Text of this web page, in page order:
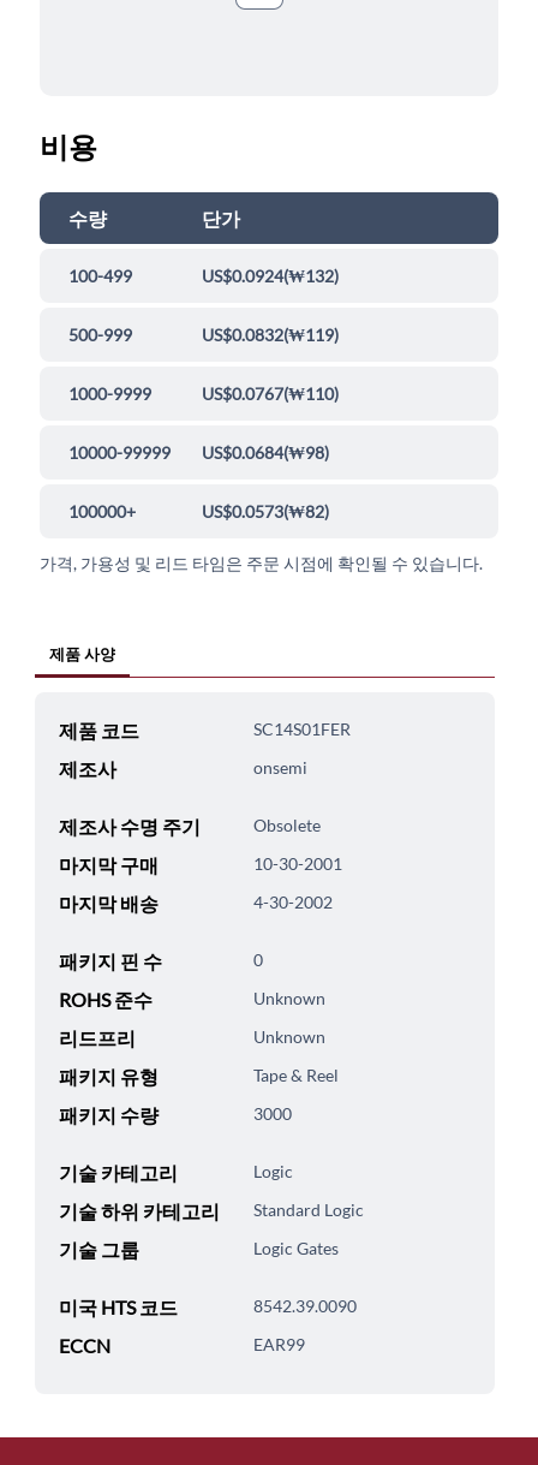
비용
수량 단가
100-499 US$0.0924(₩132)
500-999 US$0.0832(₩119)
1000-9999 US$0.0767(₩110)
10000-99999 US$0.0684(₩98)
100000+ US$0.0573(₩82)
가격, 가용성 및 리드 타임은 주문 시점에 확인될 수 있습니다.
제품 사양
제품 코드 SC14S01FER
제조사 onsemi
제조사 수명 주기 Obsolete
마지막 구매 10-30-2001
마지막 배송 4-30-2002
패키지 핀 수 0
ROHS 준수 Unknown
리드프리 Unknown
패키지 유형 Tape & Reel
패키지 수량 3000
기술 카테고리 Logic
기술 하위 카테고리 Standard Logic
기술 그룹 Logic Gates
미국 HTS 코드 8542.39.0090
ECCN EAR99